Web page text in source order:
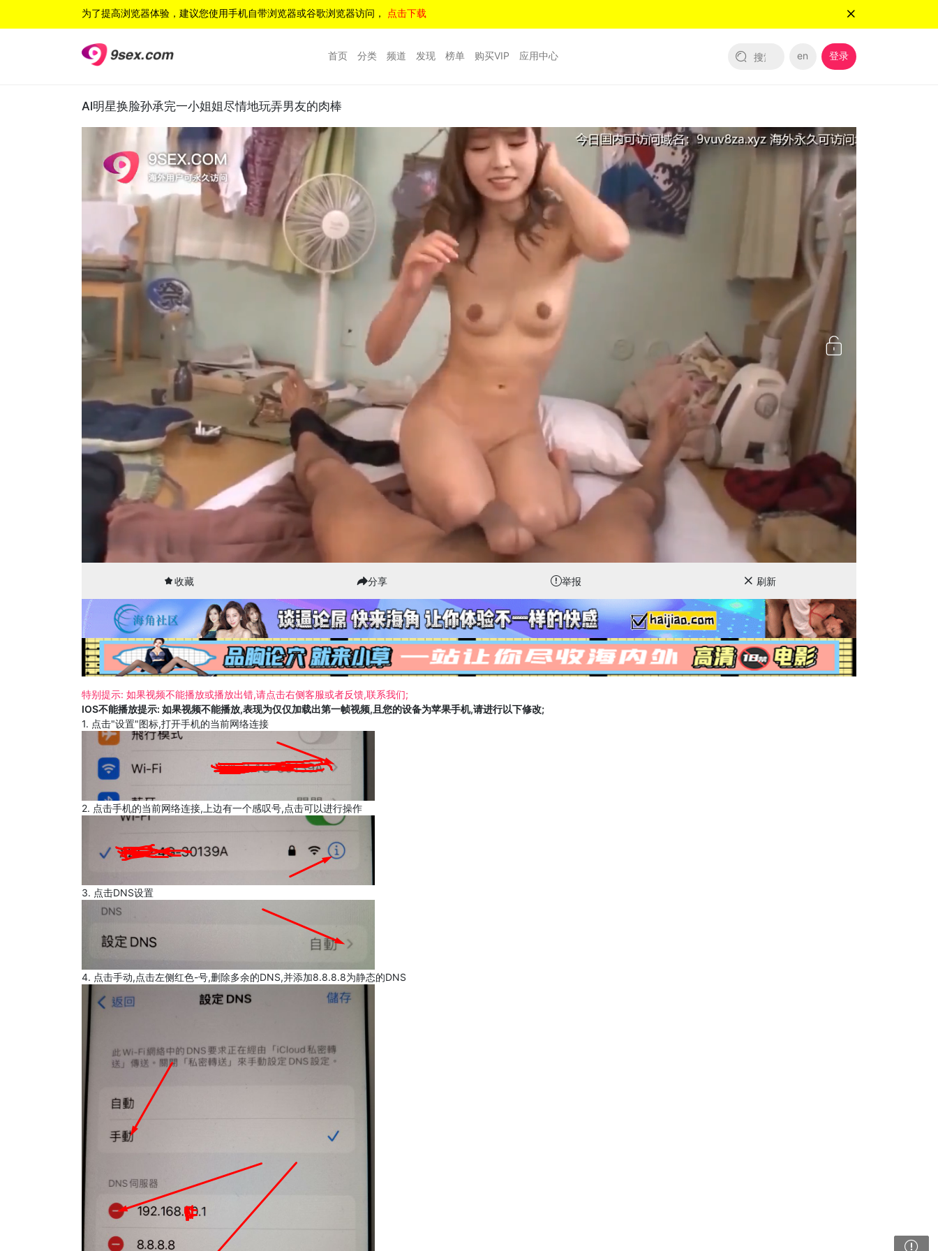
为了提高浏览器体验，建议您使用手机自带浏览器或谷歌浏览器访问， 点击下载
首页 分类 频道 发现 榜单 购买VIP 应用中心 en 登录
Al明星换脸孙承完一小姐姐尽情地玩弄男友的肉棒
00:09
收藏 分享 举报 刷新
特别提示: 如果视频不能播放或播放出错,请点击右侧客服或者反馈,联系我们;
IOS不能播放提示: 如果视频不能播放,表现为仅仅加载出第一帧视频,且您的设备为苹果手机,请进行以下修改;
1. 点击"设置"图标,打开手机的当前网络连接
2. 点击手机的当前网络连接,上边有一个感叹号,点击可以进行操作
3. 点击DNS设置
4. 点击手动,点击左侧红色-号,删除多余的DNS,并添加8.8.8.8为静态的DNS